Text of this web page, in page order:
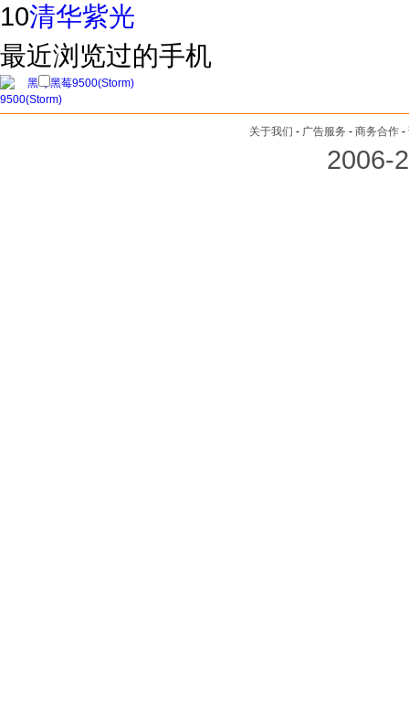
10清华紫光
最近浏览过的手机
黑莓9500(Storm)
关于我们 - 广告服务 - 商务合作 -
2006-